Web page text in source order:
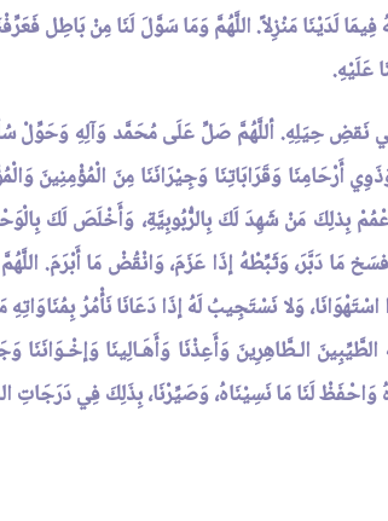
لَدَيْنَا مَنْزِلاً. اللَّهُمَّ وَمَا سَوَّلَ لَنَا مِنْ بَاطِل
عَلَيْهِ.
فِي نَقضِ حِيَلِهِ. أللَّهُمَّ صَلِّ عَلَى مُحَمَّد وَآلِهِ وَحَوِّلْ
وَذَوِي أَرْحَامِنَا وَقَرَابَاتِنَا وَجِيْرَانَنَا مِنَ
بِذلِكَ مَنْ شَهِدَ لَكَ بِالرُّبُوبِيَّةِ، وَأَخْلَصَ لَكَ
مَا دَبَّرَ، وَثَبِّطْهُ إذَا عَزَمَ، وَانْقُضْ مَا أَبْرَمَ.
اسْتَهْوَانَا، وَلا نَسْتَجِيبُ لَهُ إذَا دَعَانَا نَأْمُرُ
الـطَّاهِرِينَ وَأَعِذْنَا وَأَهَـالِينَا
وَاحْفَظْ لَنَا مَا نَسِيْنَاهُ، وَصَيِّرْنَا، بِذَلِكَ فِي دَرَجَاتِ